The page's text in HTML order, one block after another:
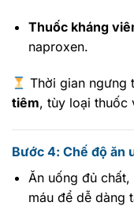
Thuốc kháng
naproxen.
Thời gian
tiêm, tùy loại thuốc
Bước 4: Chế độ ăn
Ăn uống đủ chất,
máu để dễ dàng